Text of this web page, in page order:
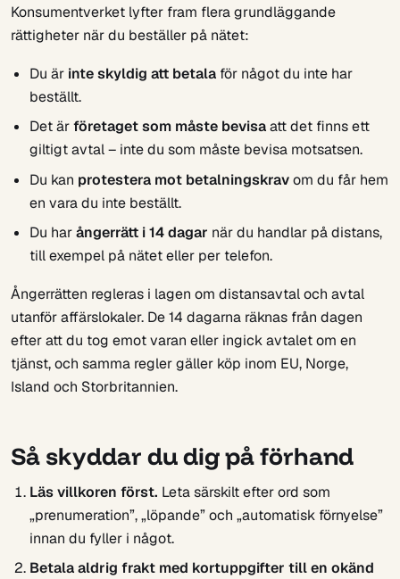
Konsumentverket lyfter fram flera grundläggande
rättigheter när du beställer på nätet:
Du är inte skyldig att betalaför något du inte har
beställt.
Det ärföretaget som måste bevisaatt det finns ett
giltigt avtal – inte du som måste bevisa motsatsen.
Du kan protestera mot betalningskravom du får hem
en vara du inte beställt.
Du harångerrätt i 14 dagar när du handlar på distans,
till exempel på nätet eller per telefon.
Ångerrätten regleras i lagen om distansavtal och avtal
utanför affärslokaler. De 14 dagarna räknas från dagen
efter att du tog emot varan eller ingick avtalet om en
tjänst, och samma regler gäller köp inom EU, Norge,
Island och Storbritannien.
Så skyddar du dig på förhand
Läs villkoren först. Leta särskilt efter ord som
„prenumeration”, „löpande” och „automatisk förnyelse”
innan du fyller i något.
Betala aldrig frakt med kortuppgifter till en okänd